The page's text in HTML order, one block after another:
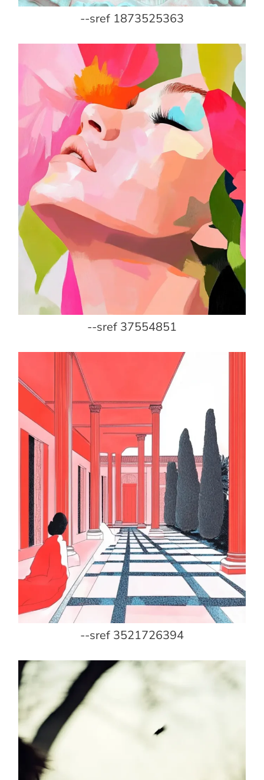
--sref 1873525363
--sref 37554851
--sref 3521726394